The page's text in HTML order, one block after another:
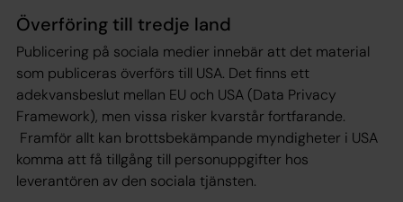
Överföring till tredje land
Publicering på sociala medier innebär att det material
som publiceras överförs till USA. Det finns ett
adekvansbeslut mellan EU och USA (Data Privacy
Framework), men vissa risker kvarstår fortfarande.
Framför allt kan brottsbekämpande myndigheter i USA
komma att få tillgång till personuppgifter hos
leverantören av den sociala tjänsten.